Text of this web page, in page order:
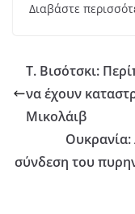
Διαβάστε
Τ. Βισότσκι:
να έχουν
Μικολάιβ
Ουκρανία:
σύνδεση του